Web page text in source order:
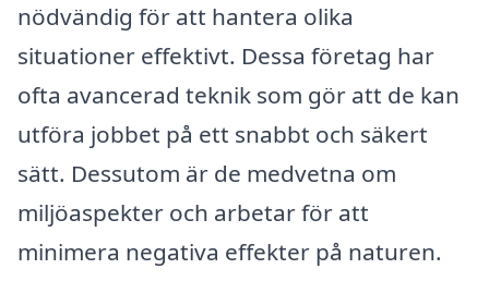
nödvändig för att hantera olika
situationer effektivt. Dessa företag har
ofta avancerad teknik som gör att de kan
utföra jobbet på ett snabbt och säkert
sätt. Dessutom är de medvetna om
miljöaspekter och arbetar för att
minimera negativa effekter på naturen.